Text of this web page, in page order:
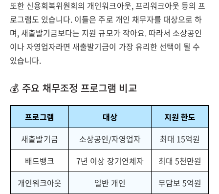
또한 신용회복위원회의 개인워크아웃, 프리워크아웃 등의 프
로그램도 있습니다. 이들은 주로 개인 채무자를 대상으로 하
며, 새출발기금보다는 지원 규모가 작아요. 따라서 소상공인
이나 자영업자라면 새출발기금이 가장 유리한 선택이 될 수
있습니다.
💰 주요 채무조정 프로그램 비교
프로그램 대상
지원 한도
새출발기금
소상공인/자영업자
최대 15억원
배드뱅크
7년 이상 장기연체자
최대 5천만원
개인워크아웃
일반 개인 무담보 5억원